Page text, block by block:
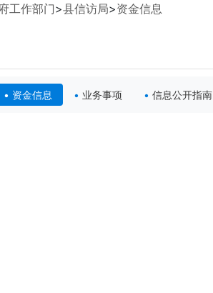
工作部门>县信访局>资金信息
资金信息 业务事项 信息公开指南